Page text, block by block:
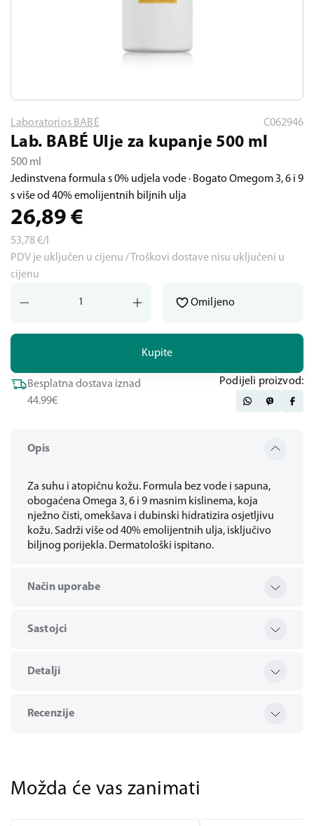
Opis
Za suhu i atopičnu kožu. Formula bez vode i sapuna,
obogaćena Omega 3, 6 i 9 masnim kislinema, koja
nježno čisti, omekšava i dubinski hidratizira osjetljivu
kožu. Sadrži više od 40% emolijentnih ulja, isključivo
biljnog porijekla. Dermatološki ispitano.
Način uporabe
Sastojci
Detalji
Recenzije
Laboratorios BABÉ C062946
Lab. BABÉ Ulje za kupanje 500 ml
500 ml
Jedinstvena formula s 0% udjela vode · Bogato Omegom 3, 6 i 9
s više od 40% emolijentnih biljnih ulja
26,89 €
53,78€/l
PDV je uključen u cijenu / Troškovi dostave nisu uključeni u
cijenu
Kupite
Omiljeno
Besplatna dostava iznad
44.99€
Podijeli proizvod:
Možda će vas zanimati